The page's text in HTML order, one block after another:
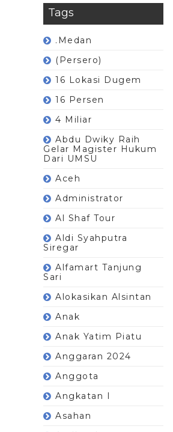
Tags
.Medan
(Persero)
16 Lokasi Dugem
16 Persen
4 Miliar
Abdu Dwiky Raih
Gelar Magister Hukum
Dari UMSU
Aceh
Administrator
Al Shaf Tour
Aldi Syahputra
Siregar
Alfamart Tanjung
Sari
Alokasikan Alsintan
Anak
Anak Yatim Piatu
Anggaran 2024
Anggota
Angkatan I
Asahan